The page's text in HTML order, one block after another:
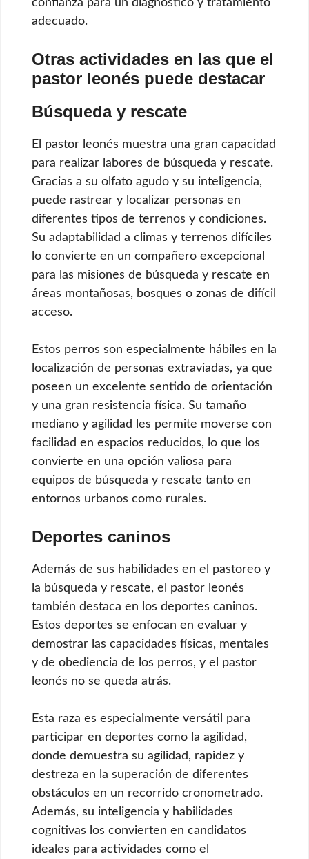
confianza para un diagnóstico y tratamiento
adecuado.
Otras actividades en las que el
pastor leonés puede destacar
Búsqueda y rescate
El pastor leonés muestra una gran capacidad
para realizar labores de búsqueda y rescate.
Gracias a su olfato agudo y su inteligencia,
puede rastrear y localizar personas en
diferentes tipos de terrenos y condiciones.
Su adaptabilidad a climas y terrenos difíciles
lo convierte en un compañero excepcional
para las misiones de búsqueda y rescate en
áreas montañosas, bosques o zonas de difícil
acceso.
Estos perros son especialmente hábiles en la
localización de personas extraviadas, ya que
poseen un excelente sentido de orientación
y una gran resistencia física. Su tamaño
mediano y agilidad les permite moverse con
facilidad en espacios reducidos, lo que los
convierte en una opción valiosa para
equipos de búsqueda y rescate tanto en
entornos urbanos como rurales.
Deportes caninos
Además de sus habilidades en el pastoreo y
la búsqueda y rescate, el pastor leonés
también destaca en los deportes caninos.
Estos deportes se enfocan en evaluar y
demostrar las capacidades físicas, mentales
y de obediencia de los perros, y el pastor
leonés no se queda atrás.
Esta raza es especialmente versátil para
participar en deportes como la agilidad,
donde demuestra su agilidad, rapidez y
destreza en la superación de diferentes
obstáculos en un recorrido cronometrado.
Además, su inteligencia y habilidades
cognitivas los convierten en candidatos
ideales para actividades como el